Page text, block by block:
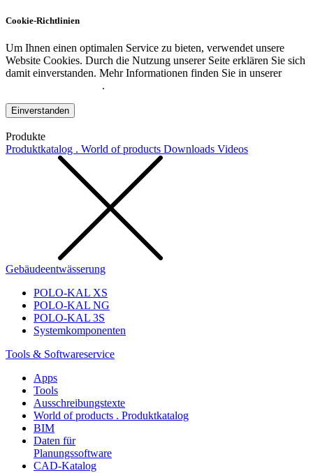
Cookie-Richtlinien
Um Ihnen einen optimalen Service zu bieten, verwendet unsere
Website Cookies. Durch die Nutzung unserer Seite erklären Sie sich
damit einverstanden. Mehr Informationen finden Sie in unserer
.
Einverstanden
Produkte
Produktkatalog . World of products Downloads Videos
Gebäudeentwässerung
POLO-KAL XS
POLO-KAL NG
POLO-KAL 3S
Systemkomponenten
Tools & Softwareservice
Apps
Tools
Ausschreibungstexte
World of products . Produktkatalog
BIM
Daten für
Planungssoftware
CAD-Katalog